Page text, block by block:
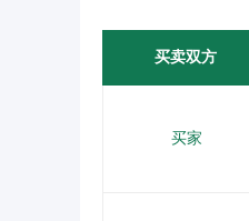
买卖双方
买家